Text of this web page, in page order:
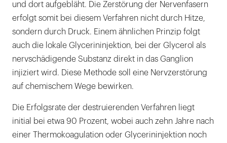
und dort aufgebläht. Die Zerstörung der Nervenfasern
erfolgt somit bei diesem Verfahren nicht durch Hitze,
sondern durch Druck. Einem ähnlichen Prinzip folgt
auch die lokale Glycerininjektion, bei der Glycerol als
nervschädigende Substanz direkt in das Ganglion
injiziert wird. Diese Methode soll eine Nervzerstörung
auf chemischem Wege bewirken.
Die Erfolgsrate der destruierenden Verfahren liegt
initial bei etwa 90 Prozent, wobei auch zehn Jahre nach
einer Thermokoagulation oder Glycerininjektion noch